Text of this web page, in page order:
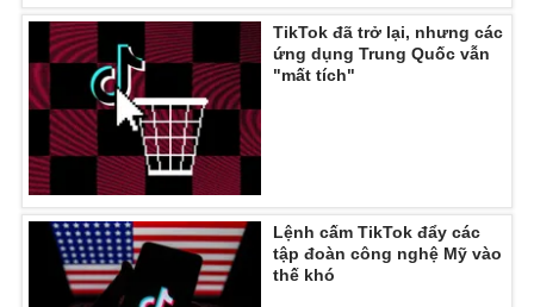
TikTok đã trở lại, nhưng các
ứng dụng Trung Quốc vẫn
"mất tích"
Lệnh cấm TikTok đẩy các
tập đoàn công nghệ Mỹ vào
thế khó